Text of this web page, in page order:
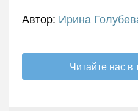
Автор: Ирина
Читайте нас в